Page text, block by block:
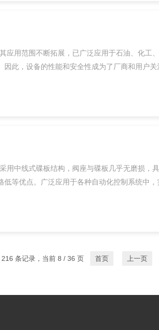
应用范围不断拓展，已广泛应用于石油、化
此，设备的性能和安全性成为了厂商和用户
用中线式碟板结构，阀座与碟板几乎无磨损
等优点。广泛应用于各种自动化控制系统中
216 条记录，当前 8 / 36 页 首页 上一页